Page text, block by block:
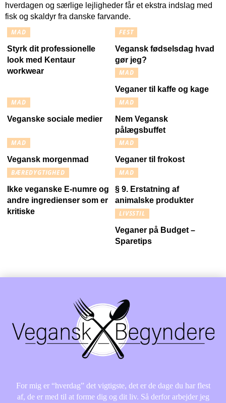
hverdagen og særlige lejligheder får et ekstra indslag med
fisk og skaldyr fra danske farvande.
MAD
Styrk dit professionelle
look med Kentaur
workwear
FEST
Vegansk fødselsdag hvad
gør jeg?
MAD
Veganer til kaffe og kage
MAD
Veganske sociale medier
MAD
Nem Vegansk
pålægsbuffet
MAD
Vegansk morgenmad
MAD
Veganer til frokost
BÆREDYGTIGHED
Ikke veganske E-numre og
andre ingredienser som er
kritiske
MAD
§ 9. Erstatning af
animalske produkter
LIVSSTIL
Veganer på Budget –
Sparetips
For mig er “hverdag” det vigtigste, det er de dage du har flest
af, de er med til at forme dig og dit liv. Så derfor arbejder jeg